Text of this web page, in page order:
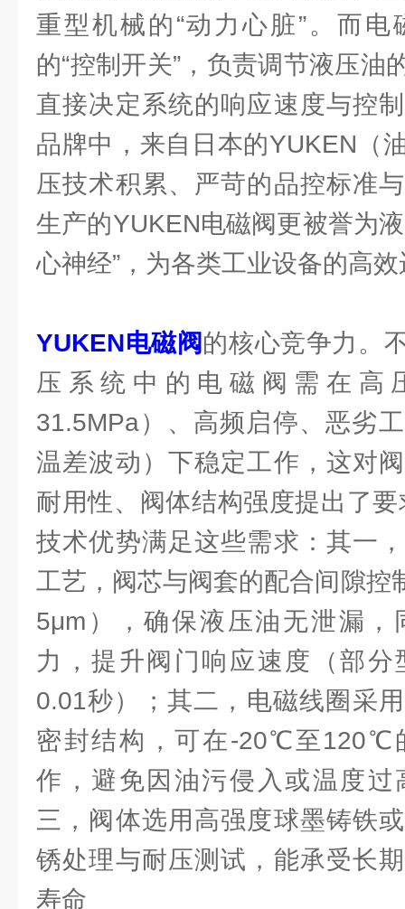
重型机械的“动力心脏”。而
的“控制开关”，负责调节液压油
直接决定系统的响应速度与控
品牌中，来自日本的YUKEN（
压技术积累、严苛的品控标准
生产的YUKEN电磁阀更被誉为
心神经”，为各类工业设备的高
YUKEN电磁阀的核心竞争力。
压系统中的电磁阀需在高
31.5MPa）、高频启停、恶劣
温差波动）下稳定工作，这对
耐用性、阀体结构强度提出了
技术优势满足这些需求：其一
工艺，阀芯与阀套的配合间隙控
5μm），确保液压油无泄漏，
力，提升阀门响应速度（部
0.01秒）；其二，电磁线圈采
密封结构，可在-20℃至120℃
作，避免因油污侵入或温度过
三，阀体选用高强度球墨铸铁
锈处理与耐压测试，能承受长
寿命